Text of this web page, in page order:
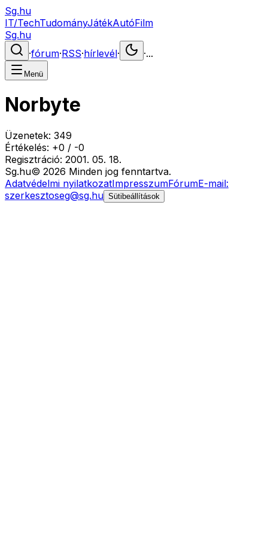
Sg.hu
IT/TechTudományJátékAutóFilm
Sg.hu
·fórum·RSS·hírlevél· ·...
Menü
Norbyte
Üzenetek: 349
Értékelés: +0 / -0
Regisztráció: 2001. 05. 18.
Sg.hu© 2026 Minden jog fenntartva.
Adatvédelmi nyilatkozatImpresszumFórumE-mail:
szerkesztoseg@sg.hu Sütibeállítások